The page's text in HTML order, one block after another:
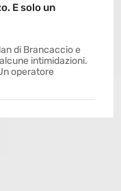
E solo un
di Brancaccio e
intimidazioni.
operatore